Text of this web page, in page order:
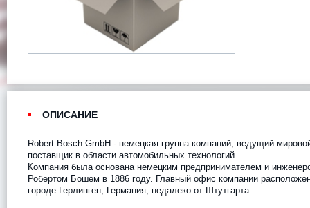
ОПИСАНИЕ
Robert Bosch GmbH - немецкая группа компаний, ведущий
поставщик в области автомобильных технологий.
Компания была основана немецким предпринимателем и
Робертом Бошем в 1886 году. Главный офис компании
городе Герлинген, Германия, недалеко от Штутгарта.